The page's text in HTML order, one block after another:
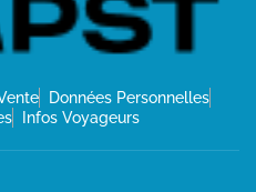
Données Personnelles
Infos Voyageurs